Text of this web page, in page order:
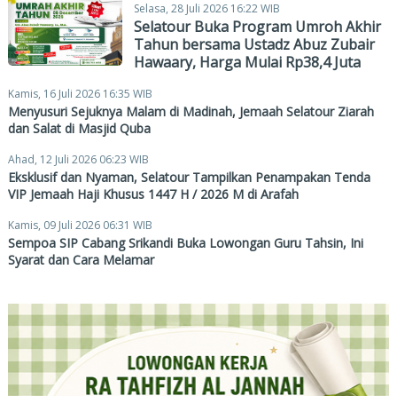
Selasa, 28 Juli 2026 16:22 WIB
Selatour Buka Program Umroh Akhir
Tahun bersama Ustadz Abuz Zubair
Hawaary, Harga Mulai Rp38,4 Juta
Kamis, 16 Juli 2026 16:35 WIB
Menyusuri Sejuknya Malam di Madinah, Jemaah Selatour Ziarah
dan Salat di Masjid Quba
Ahad, 12 Juli 2026 06:23 WIB
Eksklusif dan Nyaman, Selatour Tampilkan Penampakan Tenda
VIP Jemaah Haji Khusus 1447 H / 2026 M di Arafah
Kamis, 09 Juli 2026 06:31 WIB
Sempoa SIP Cabang Srikandi Buka Lowongan Guru Tahsin, Ini
Syarat dan Cara Melamar